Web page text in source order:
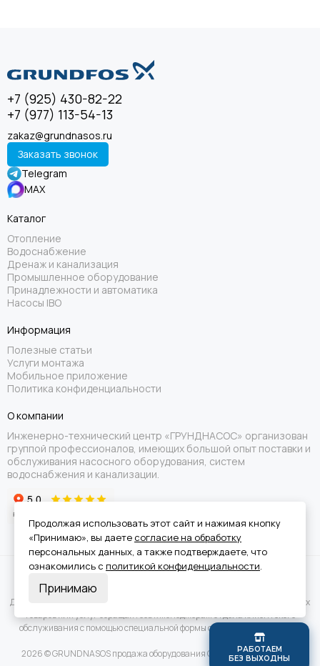
+7 (925) 430-82-22
+7 (977) 113-54-13
zakaz@grundnasos.ru
Заказать звонок
Telegram
MAX
Каталог
Отопление
Водоснабжение
Дренаж и канализация
Промышленное оборудование
Принадлежности и автоматика
Насосы IBO
Информация
Полезные статьи
Услуги монтажа
Мобильное приложение
Политика конфиденциальности
О компании
Инженерно-технический центр «ГРУНДНАСОС» организован
группой профессионалов, имеющих большой опыт поставки и
обслуживания насосного оборудования, систем
водоснабжения и канализации.
Для получения подробной информации о наличии и стоимости указанных
товаров или услуг обращайтесь к менеджерам отдела клиентского
обслуживания с помощью специальной формы связи или по телефону.
2026 © GRUNDNASOS продажа оборудования Grundfos.Карта сайта
РАБОТАЕМ
БЕЗ ВЫХОДНЫ
Продолжая использовать этот сайт и нажимая кнопку
«Принимаю», вы даете согласие на обработку
персональных данных, а также подтверждаете, что
ознакомились с политикой конфиденциальности.
Принимаю